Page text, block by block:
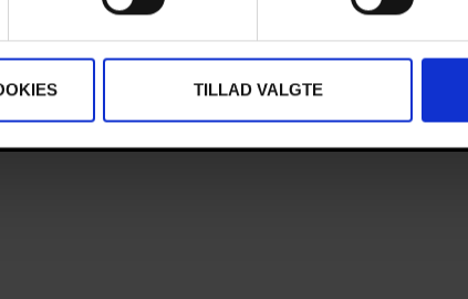
TILLAD VALGTE
Code of Conduct
Volunteer at CPH:DOX
Privacy Policy